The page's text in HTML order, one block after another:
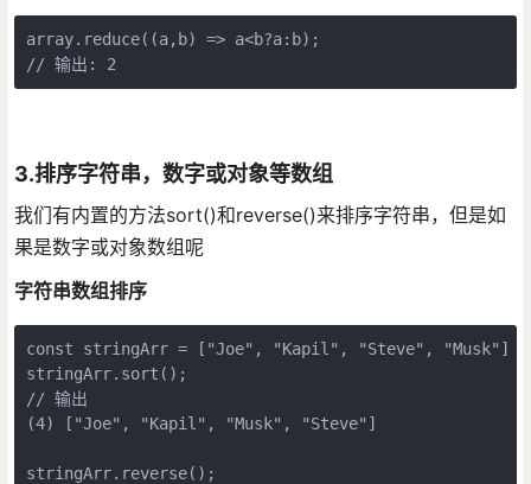
array.reduce((a,b) => a<b?a:b);
// 输出: 2
3.排序字符串，数字或对象等数组
我们有内置的方法sort()和reverse()来排序字符串，但是如
果是数字或对象数组呢
字符串数组排序
const stringArr = ["Joe", "Kapil", "Steve", "Musk"]
stringArr.sort();
// 输出
(4) ["Joe", "Kapil", "Musk", "Steve"]
stringArr.reverse();